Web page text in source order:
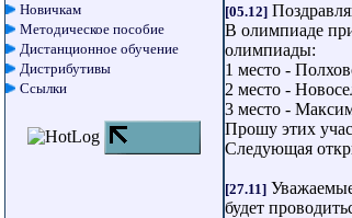
Новичкам
Методическое пособие
Дистанционное обучение
Дистрибутивы
Ссылки
[05.12]
В олимпиаде
олимпиады:
1 место -
2 место -
3 место -
Прошу этих
Следующая
[27.11]
будет